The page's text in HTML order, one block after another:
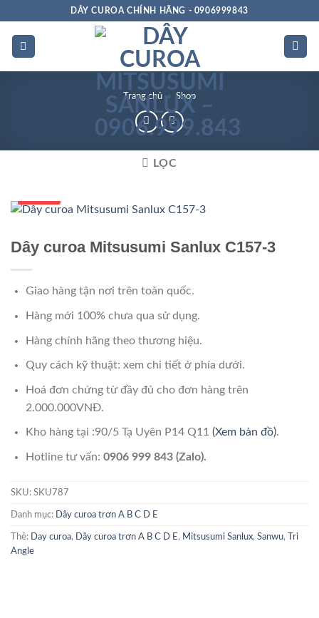
dung
DÂY CUROA CHÍNH HÃNG - 0906999843
Trang chủ » Shop
LỌC
Dây curoa Mitsusumi Sanlux C157-3
Giao hàng tận nơi trên toàn quốc.
Hàng mới 100% chưa qua sử dụng.
Hàng chính hãng theo thương hiệu.
Quy cách kỹ thuật: xem chi tiết ở phía dưới.
Hoá đơn chứng từ đầy đủ cho đơn hàng trên
2.000.000VNĐ.
Kho hàng tại :90/5 Tạ Uyên P14 Q11 (Xem bản đồ).
Hotline tư vấn: 0906 999 843 (Zalo).
SKU: SKU787
Danh mục: Dây curoa trơn A B C D E
Thẻ: Day curoa, Dây curoa trơn A B C D E , Mitsusumi Sanlux, Sanwu,
Tri
Angle